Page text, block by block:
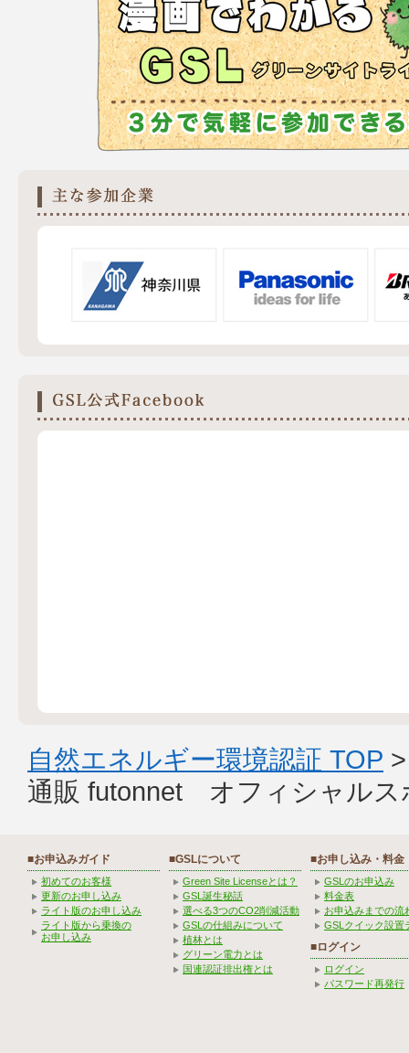
自然エネルギー環境認証 TOP
通販 futonnet オフィシャルス
■お申込みガイド
初めてのお客様
更新のお申し込み
ライト版のお申し込み
ライト版から乗換の
お申し込み
■GSLについて
Green Site Licenseとは？
GSL誕生秘話
選べる3つのCO2削減活動
GSLの仕組みについて
植林とは
グリーン電力とは
国連認証排出権とは
■お申し込み・料金
GSLのお申込み
料金表
お申込みまでの流
GSLクイック設置
■ログイン
ログイン
パスワード再発行